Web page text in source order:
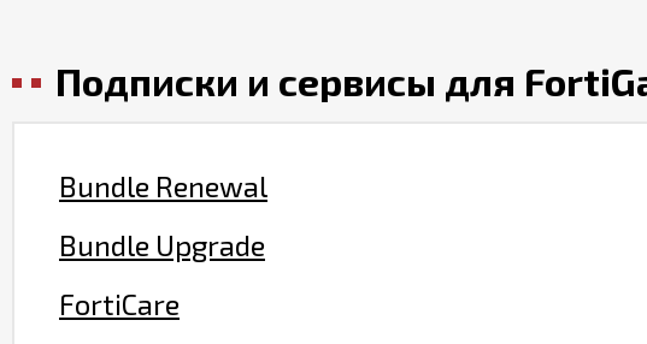
Подписки и сервисы для
Bundle Renewal
Bundle Upgrade
FortiCare